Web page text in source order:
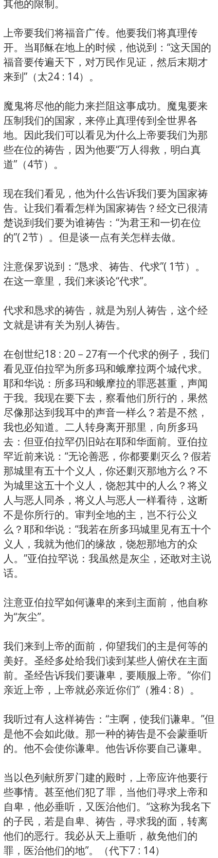
其他的限制。
上帝要我们将福音广传。他要我们将真理传
开。当耶稣在地上的时候，他说到：“这天国的
福音要传遍天下，对万民作见证，然后末期才
来到”（太24 : 14）。
魔鬼将尽他的能力来拦阻这事成功。魔鬼要来
压制我们的国家，来停止真理传到全世界各
地。因此我们可以看见为什么上帝要我们为那
些在位的祷告，因为他要“万人得救，明白真
道”（4节）。
现在我们看见，他为什么告诉我们要为国家祷
告。让我们看看怎样为国家祷告？经文已很清
楚说到我们要为谁祷告：“为君王和一切在位
的”( 2节）。但是谈一点有关怎样去做。
注意保罗说到：“恳求、祷告、代求”( 1节）。
在这一章里，我们来谈论“代求”。
代求和恳求的祷告，就是为别人祷告，这个经
文就是讲有关为别人祷告。
在创世纪18 : 20－27有一个代求的例子，我们
看见亚伯拉罕为所多玛和蛾摩拉两个城代求。
耶和华说：所多玛和蛾摩拉的罪恶甚重，声闻
于我。我现在要下去，察看他们所行的，果然
尽像那达到我耳中的声音一样么？若是不然，
我也必知道。二人转身离开那里，向所多玛
去：但亚伯拉罕仍旧站在耶和华面前。亚伯拉
罕近前来说：“无论善恶，你都要剿灭么？假若
那城里有五十个义人，你还剿灭那地方么？不
为城里这五十个义人，饶恕其中的人么？将义
人与恶人同杀，将义人与恶人一样看待，这断
不是你所行的。审判全地的主，岂不行公义
么？耶和华说：“我若在所多玛城里见有五十个
义人，我就为他们的缘故，饶恕那地方的众
人。”亚伯拉罕说：我虽然是灰尘，还敢对主说
话。
注意亚伯拉罕如何谦卑的来到主面前，他自称
为“灰尘”。
我们来到上帝的面前，仰望我们的主是何等的
美好。圣经多处给我们读到某些人俯伏在主面
前。圣经告诉我们要谦卑，要顺服上帝。“你们
亲近上帝，上帝就必亲近你们”（雅4 : 8）。
我听过有人这样祷告：“主啊，使我们谦卑。”但
是他不会如此做。那一种的祷告是不会蒙垂听
的。他不会使你谦卑。他告诉你要自己谦卑。
当以色列献所罗门建的殿时，上帝应许他要行
些事情。甚至他们犯了罪，当他们寻求上帝和
自卑，他必垂听，又医治他们。“这称为我名下
的子民，若是自卑、祷告，寻求我的面，转离
他们的恶行。我必从天上垂听，赦免他们的
罪，医治他们的地”。（代下7 : 14）